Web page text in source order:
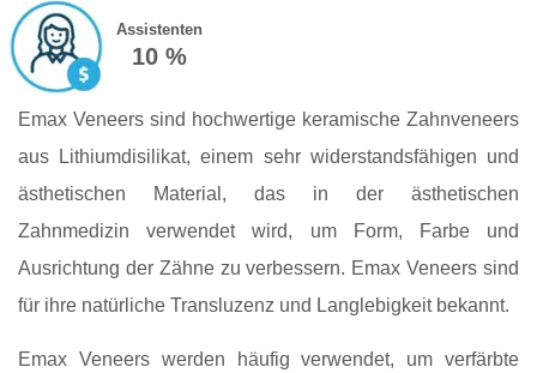
Assistenten
10 %
Emax Veneers sind hochwertige keramische Zahnveneers
aus Lithiumdisilikat, einem sehr widerstandsfähigen und
ästhetischen Material, das in der ästhetischen
Zahnmedizin verwendet wird, um Form, Farbe und
Ausrichtung der Zähne zu verbessern. Emax Veneers sind
für ihre natürliche Transluzenz und Langlebigkeit bekannt.
Emax Veneers werden häufig verwendet, um verfärbte